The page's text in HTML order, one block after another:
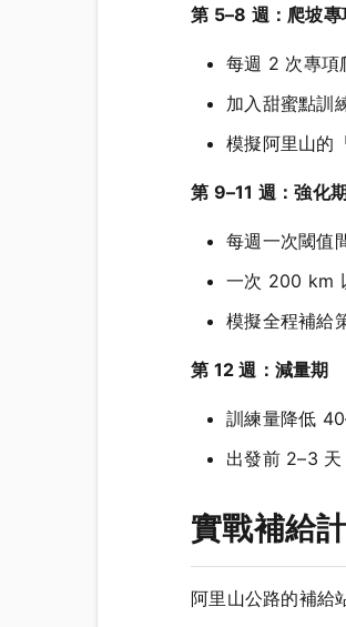
第 5–8 週：爬坡專
每週 2 次專項
加入甜蜜點訓
模擬阿里山的
第 9–11 週：強化
每週一次閾值
一次 200 km
模擬全程補給
第 12 週：減量期
訓練量降低
出發前 2–3
實戰補給
阿里山公路的補給